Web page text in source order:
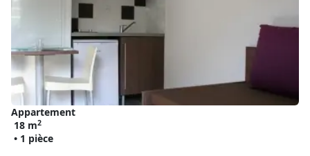
Appartement
18 m2
• 1 pièce